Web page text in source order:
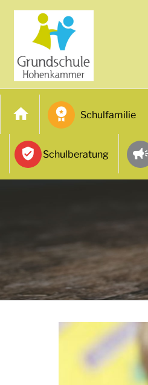
Schulfamilie
Schulberatung